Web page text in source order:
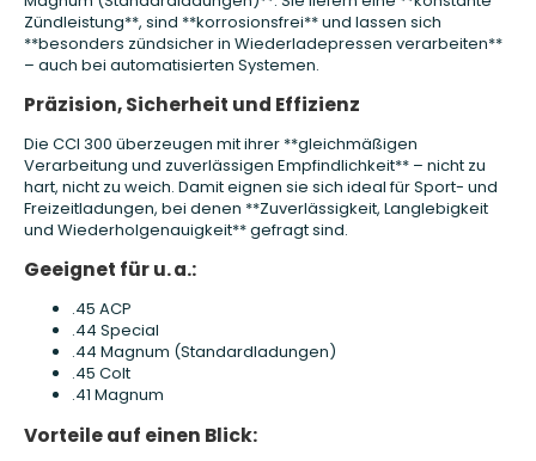
Zündleistung**, sind **korrosionsfrei** und lassen sich
**besonders zündsicher in Wiederladepressen verarbeiten**
– auch bei automatisierten Systemen.
Präzision, Sicherheit und Effizienz
Die CCI 300 überzeugen mit ihrer **gleichmäßigen
Verarbeitung und zuverlässigen Empfindlichkeit** – nicht zu
hart, nicht zu weich. Damit eignen sie sich ideal für Sport- und
Freizeitladungen, bei denen **Zuverlässigkeit, Langlebigkeit
und Wiederholgenauigkeit** gefragt sind.
Geeignet für u. a.:
.45 ACP
.44 Special
.44 Magnum (Standardladungen)
.45 Colt
.41 Magnum
Vorteile auf einen Blick: